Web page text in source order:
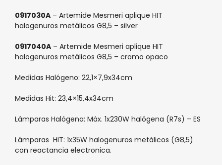
0917030A – Artemide Mesmeri aplique HIT
halogenuros metálicos G8,5 – silver
0917040A – Artemide Mesmeri aplique HIT
halogenuros metálicos G8,5 – cromo opaco
Medidas Halógeno: 22,1×7,9x34cm
Medidas Hit: 23,4×15,4x34cm
Lámparas Halógena: Máx. 1x230W halógena (R7s) – ES
Lámparas HIT: 1x35W halogenuros metálicos (G8,5)
con reactancia electronica.